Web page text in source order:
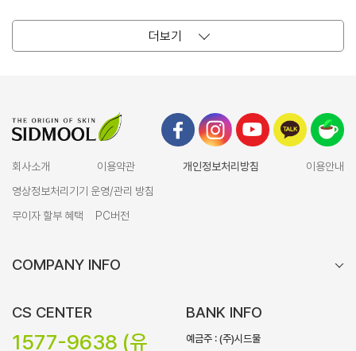
더보기
회사소개 이용약관 개인정보처리방침
이용안내
영상정보처리기기 운영/관리 방침
무이자 할부 혜택
PC버전
COMPANY INFO
CS CENTER
1577-9638 (유
BANK INFO
예금주 : (주)시드물